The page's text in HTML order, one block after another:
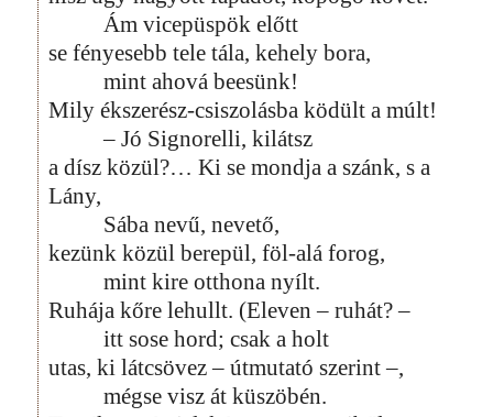
Ám vicepüspök előtt
se fényesebb tele tála, kehely bora,
mint ahová beesünk!
Mily ékszerész-csiszolásba ködült a múlt!
– Jó Signorelli, kilátsz
a dísz közül?… Ki se mondja a szánk, s a
Lány,
Sába nevű, nevető,
kezünk közül berepül, föl-alá forog,
mint kire otthona nyílt.
Ruhája kőre lehullt. (Eleven – ruhát? –
itt sose hord; csak a holt
utas, ki látcsövez – útmutató szerint –,
mégse visz át küszöbén.